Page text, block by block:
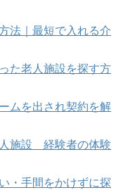
法｜最短で入れる介
た老人施設を探す方
ムを出され契約を解
施設 経験者の体験
・手間をかけずに探